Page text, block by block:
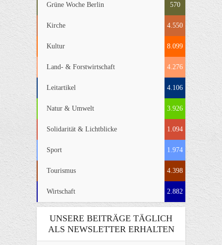
Grüne Woche Berlin 570
Kirche 4.550
Kultur 8.099
Land- & Forstwirtschaft 4.276
Leitartikel 4.106
Natur & Umwelt 3.926
Solidarität & Lichtblicke 1.094
Sport 1.974
Tourismus 4.398
Wirtschaft 2.882
UNSERE BEITRÄGE TÄGLICH
ALS NEWSLETTER ERHALTEN